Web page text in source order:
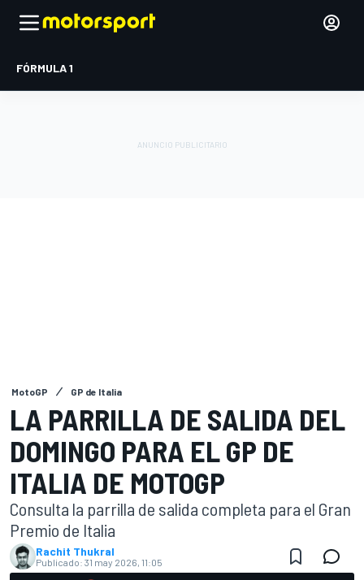
FÓRMULA 1
MotoGP GP de Italia
LA PARRILLA DE SALIDA DEL
DOMINGO PARA EL GP DE
ITALIA DE MOTOGP
Consulta la parrilla de salida completa para el Gran
Premio de Italia
Rachit Thukral
Publicado: 31 may 2026, 11:05